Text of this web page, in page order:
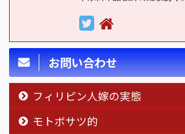
お問い合わせ
フィリピン人嫁の実態
モトボサツ的